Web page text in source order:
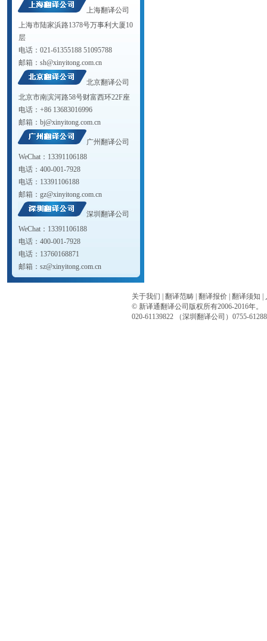
上海翻译公司
上海市陆家浜路1378号万事利大厦10
层
电话：021-61355188 51095788
邮箱： sh@xinyitong.com.cn
北京翻译公司
北京市南滨河路58号财富西环22F座
电话：+86 13683016996
邮箱： bj@xinyitong.com.cn
广州翻译公司
WeChat：13391106188
电话：400-001-7928
电话：13391106188
邮箱： gz@xinyitong.com.cn
深圳翻译公司
WeChat：13391106188
电话：400-001-7928
电话：13760168871
邮箱： sz@xinyitong.com.cn
关于我们 翻译范畴 翻译报价 翻译须知
© 新译通翻译公司 版权所有2006-2016年
020-61139822 （深圳翻译公司 ）0755-